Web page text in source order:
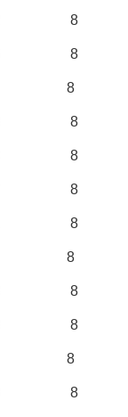
8
8
8
8
8
8
8
8
8
8
8
8